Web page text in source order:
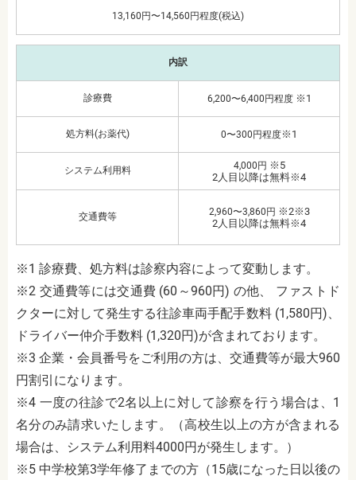
13,160円〜14,560円程度(税込)
内訳
診療費 6,200〜6,400円程度 ※1
処方料(お薬代) 0〜300円程度※1
システム利用料 4,000円 ※5
2人目以降は無料※4
交通費等 2,960〜3,860円 ※2※3
2人目以降は無料※4
※1 診療費、処方料は診察内容によって変動します。
※2 交通費等には交通費 (60～960円) の他、 ファストド
クターに対して発生する往診車両手配手数料 (1,580円)、
ドライバー仲介手数料 (1,320円)が含まれております。
※3 企業・会員番号をご利用の方は、交通費等が最大960
円割引になります。
※4 一度の往診で2名以上に対して診察を行う場合は、1
名分のみ請求いたします。（高校生以上の方が含まれる
場合は、システム利用料4000円が発生します。）
※5 中学校第3学年修了までの方（15歳になった日以後の